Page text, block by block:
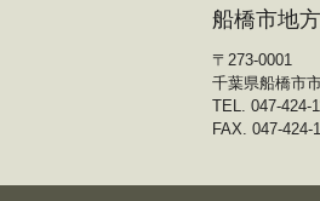
船橋市地
〒273-0001
千葉県船橋市
TEL. 047-424-
FAX. 047-424-